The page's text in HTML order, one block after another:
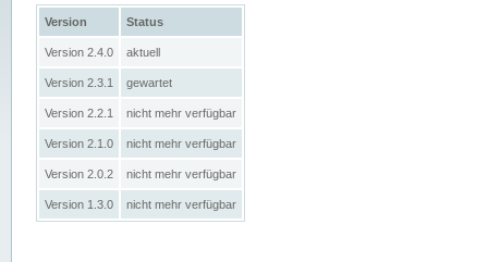
Version Status
Version 2.4.0 aktuell
Version 2.3.1 gewartet
Version 2.2.1 nicht mehr verfügbar
Version 2.1.0 nicht mehr verfügbar
Version 2.0.2 nicht mehr verfügbar
Version 1.3.0 nicht mehr verfügbar